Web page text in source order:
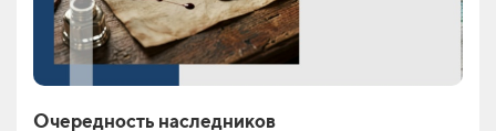
Очередность наследников